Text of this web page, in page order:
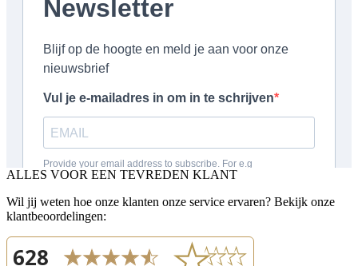
ALLES VOOR EEN TEVREDEN KLANT
Wil jij weten hoe onze klanten onze service ervaren? Bekijk onze
klantbeoordelingen: